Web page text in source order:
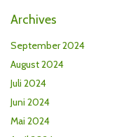
Archives
September 2024
August 2024
Juli 2024
Juni 2024
Mai 2024